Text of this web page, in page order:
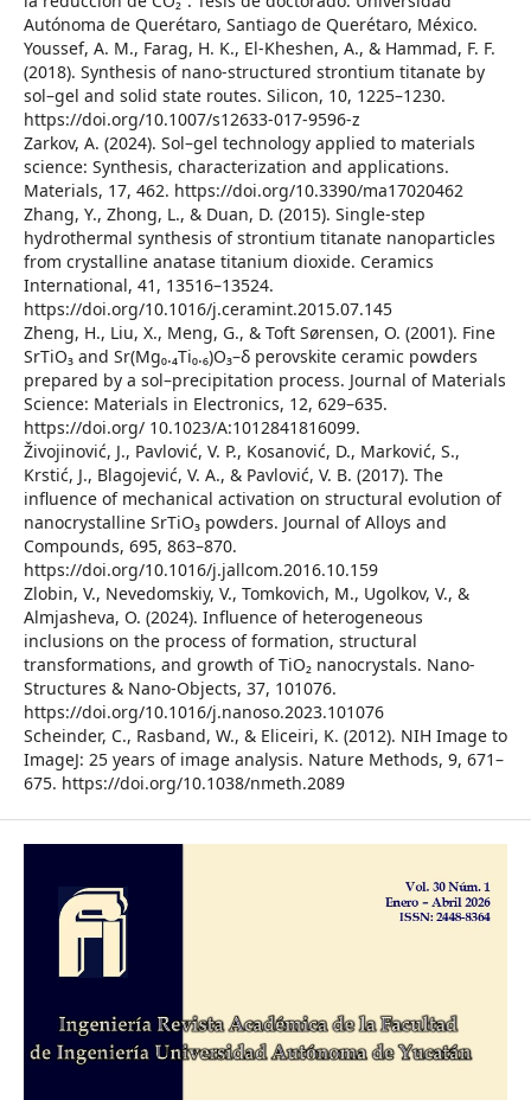
Autónoma de Querétaro, Santiago de Querétaro, México.
Youssef, A. M., Farag, H. K., El-Kheshen, A., & Hammad, F. F.
(2018). Synthesis of nano-structured strontium titanate by
sol–gel and solid state routes. Silicon, 10, 1225–1230.
https://doi.org/10.1007/s12633-017-9596-z
Zarkov, A. (2024). Sol–gel technology applied to materials
science: Synthesis, characterization and applications.
Materials, 17, 462. https://doi.org/10.3390/ma17020462
Zhang, Y., Zhong, L., & Duan, D. (2015). Single-step
hydrothermal synthesis of strontium titanate nanoparticles
from crystalline anatase titanium dioxide. Ceramics
International, 41, 13516–13524.
https://doi.org/10.1016/j.ceramint.2015.07.145
Zheng, H., Liu, X., Meng, G., & Toft Sørensen, O. (2001). Fine
SrTiO₃ and Sr(Mg₀.₄Ti₀.₆)O₃–δ perovskite ceramic powders
prepared by a sol–precipitation process. Journal of Materials
Science: Materials in Electronics, 12, 629–635.
https://doi.org/ 10.1023/A:1012841816099.
Živojinović, J., Pavlović, V. P., Kosanović, D., Marković, S.,
Krstić, J., Blagojević, V. A., & Pavlović, V. B. (2017). The
influence of mechanical activation on structural evolution of
nanocrystalline SrTiO₃ powders. Journal of Alloys and
Compounds, 695, 863–870.
https://doi.org/10.1016/j.jallcom.2016.10.159
Zlobin, V., Nevedomskiy, V., Tomkovich, M., Ugolkov, V., &
Almjasheva, O. (2024). Influence of heterogeneous
inclusions on the process of formation, structural
transformations, and growth of TiO₂ nanocrystals. Nano-
Structures & Nano-Objects, 37, 101076.
https://doi.org/10.1016/j.nanoso.2023.101076
Scheinder, C., Rasband, W., & Eliceiri, K. (2012). NIH Image to
ImageJ: 25 years of image analysis. Nature Methods, 9, 671–
675. https://doi.org/10.1038/nmeth.2089